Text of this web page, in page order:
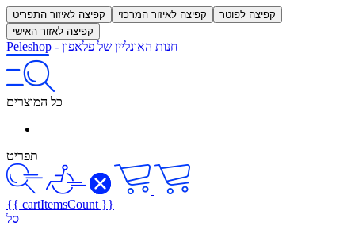
קפיצה לאיזור התפריט קפיצה לאיזור המרכזי
קפיצה לפוטר
קפיצה לאזור האישי
Peleshop - חנות האונליין של פלאפון
כל המוצרים
תפריט
{{ cartItemsCount }}
סל